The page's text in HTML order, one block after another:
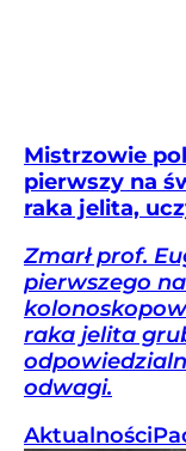
Mistrzowie
pierwszy na
raka jelita,
Zmarł prof.
pierwszego
raka jelita
odwagi.
Aktualności